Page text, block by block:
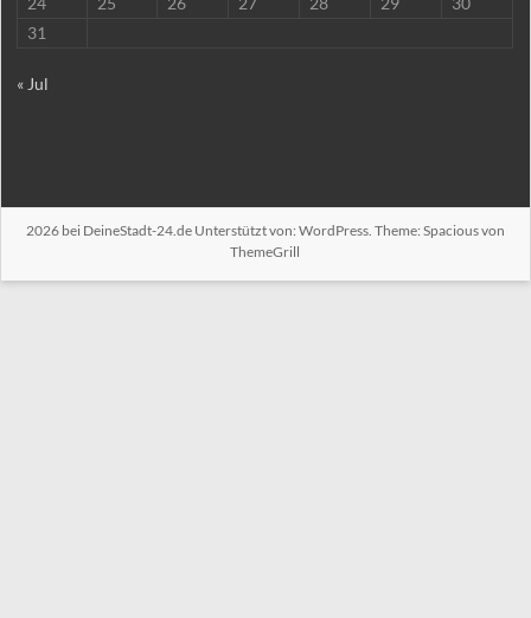
31
« Jul
2026 bei DeineStadt-24.deUnterstützt von: WordPress. Theme: Spacious von
ThemeGrill